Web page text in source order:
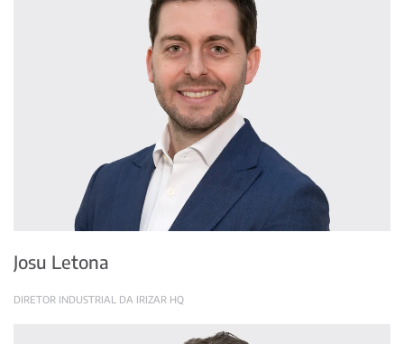
Josu Letona
DIRETOR INDUSTRIAL DA IRIZAR HQ